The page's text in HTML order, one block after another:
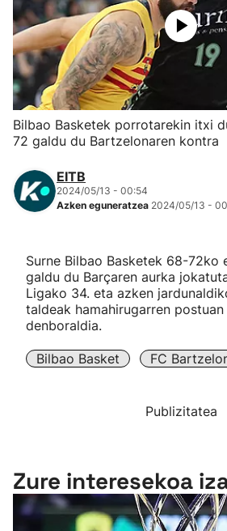
Herri-kirolak
Eskubaloia
Kirolak 360
Mendi-lasterketak
"Helmuga"
Bilbao Basketek porrotarekin itxi
72 galdu du Bartzelonaren kontra
EITB
2024/05/13 - 00:54
Azken eguneratzea 2024/05/13 -
Surne Bilbao Basketek 68-72ko
galdu du Barçaren aurka
Ligako 34. eta azken
taldeak hamahirugarren
denboraldia.
Bilbao Basket FC
Publizitatea
Zure interesekoa